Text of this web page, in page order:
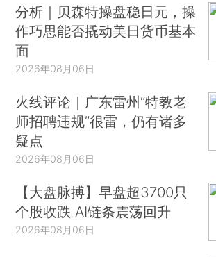
分析｜贝森特操盘稳日元，操
作巧思能否撬动美日货币基本
面
2026年08月06日
火线评论｜广东雷州“特教老
师招聘违规”很雷，仍有诸多
疑点
2026年08月06日
【大盘脉搏】早盘超3700只
个股收跌 AI链条震荡回升
2026年08月06日